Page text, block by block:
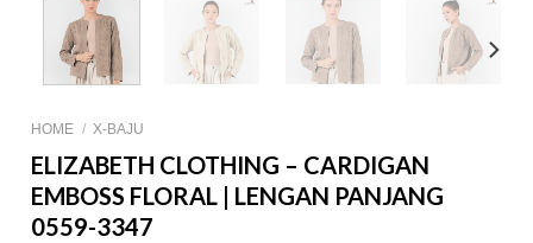
HOME / X-BAJU
ELIZABETH CLOTHING – CARDIGAN
EMBOSS FLORAL | LENGAN PANJANG
0559-3347